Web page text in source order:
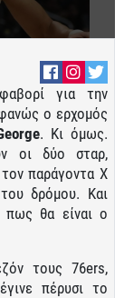
για την
ο ερχομός
. Κι όμως.
οι δύο σταρ,
παράγοντα Χ
δρόμου. Και
πως θα είναι ο
τους 76ers,
πέρυσι το